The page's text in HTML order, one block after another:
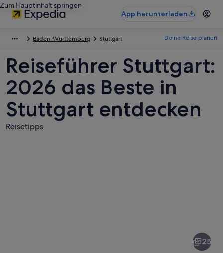
Zum Hauptinhalt springen
App herunterladen
Baden-Württemberg Stuttgart Deine Reise planen
Reiseführer Stuttgart:
2026 das Beste in
Stuttgart entdecken
Reisetipps
25